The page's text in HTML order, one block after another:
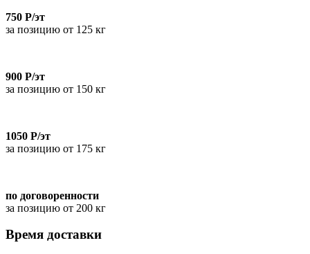
750 Р/эт
за позицию от 125 кг
900 Р/эт
за позицию от 150 кг
1050 Р/эт
за позицию от 175 кг
по договоренности
за позицию от 200 кг
Время доставки